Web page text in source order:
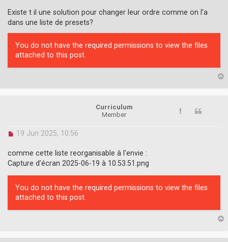
Existe t il une solution pour changer leur ordre comme on l'a
dans une liste de presets?
You do not have the required permissions to view the files
attached to this post.
p
Curriculum
Member
U
r
a
d
p
s
t
19 Jun 2025, 10:56
comme cette liste reorganisable à l'envie :
Capture d’écran 2025-06-19 à 10.53.51.png
You do not have the required permissions to view the files
attached to this post.